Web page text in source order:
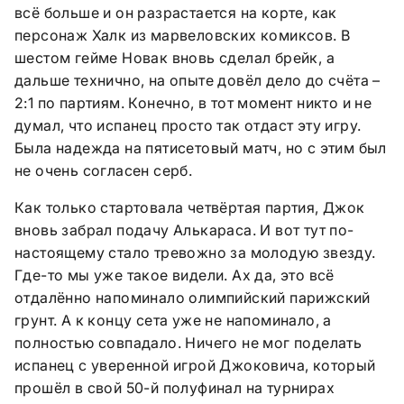
всё больше и он разрастается на корте, как
персонаж Халк из марвеловских комиксов. В
шестом гейме Новак вновь сделал брейк, а
дальше технично, на опыте довёл дело до счёта –
2:1 по партиям. Конечно, в тот момент никто и не
думал, что испанец просто так отдаст эту игру.
Была надежда на пятисетовый матч, но с этим был
не очень согласен серб.
Как только стартовала четвёртая партия, Джок
вновь забрал подачу Алькараса. И вот тут по-
настоящему стало тревожно за молодую звезду.
Где-то мы уже такое видели. Ах да, это всё
отдалённо напоминало олимпийский парижский
грунт. А к концу сета уже не напоминало, а
полностью совпадало. Ничего не мог поделать
испанец с уверенной игрой Джоковича, который
прошёл в свой 50-й полуфинал на турнирах